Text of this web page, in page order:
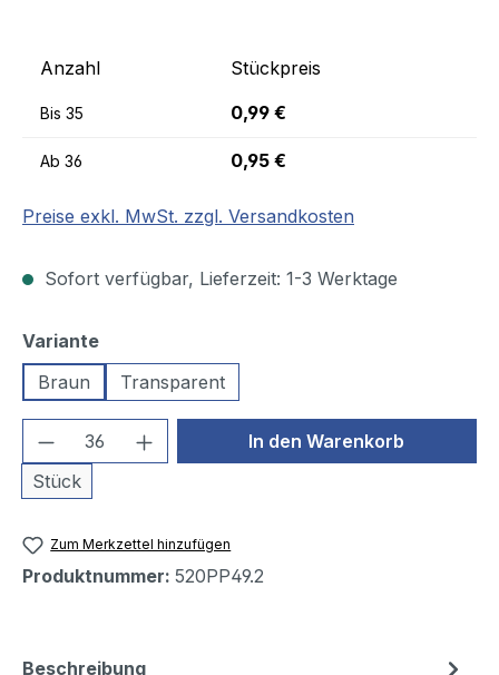
Anzahl Stückpreis
Bis 35 0,99 €
Ab 36 0,95 €
Preise exkl. MwSt. zzgl. Versandkosten
Sofort verfügbar, Lieferzeit: 1-3 Werktage
Varianteauswählen
Braun
Transparent
Produkt Anzahl: Gib den
Stück
In den Warenkorb
Zum Merkzettel hinzufügen
Produktnummer: 520PP49.2
Beschreibung